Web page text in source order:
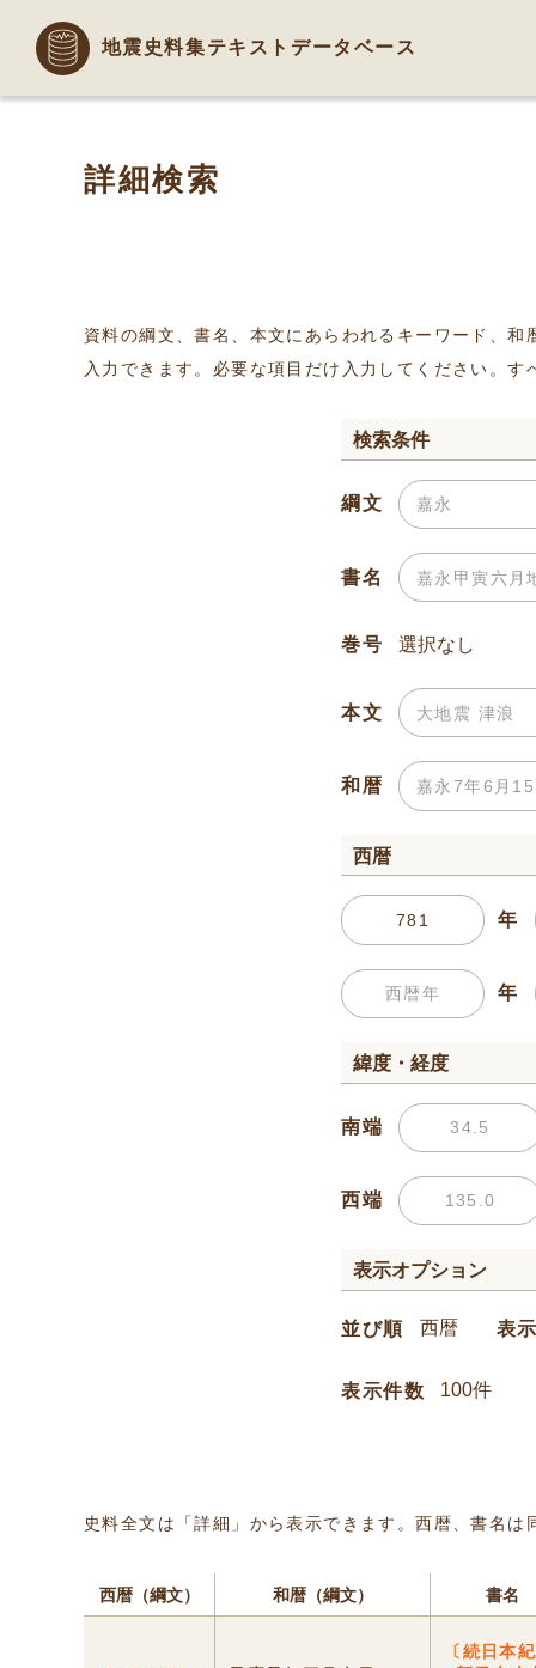
地震史料集テキストデータベース
詳細検索
資料の綱文、書名、本文にあらわれるキーワード、
入力できます。必要な項目だけ入力してください。
検索条件
綱文
書名
巻号
本文
和暦
西暦
年
年
緯度・経度
南端
西端
表示オプション
並び順 表
表示件数
史料全文は「詳細」から表示できます。西暦、書名
西暦（綱文） 和暦（綱文） 書名
〔続日本